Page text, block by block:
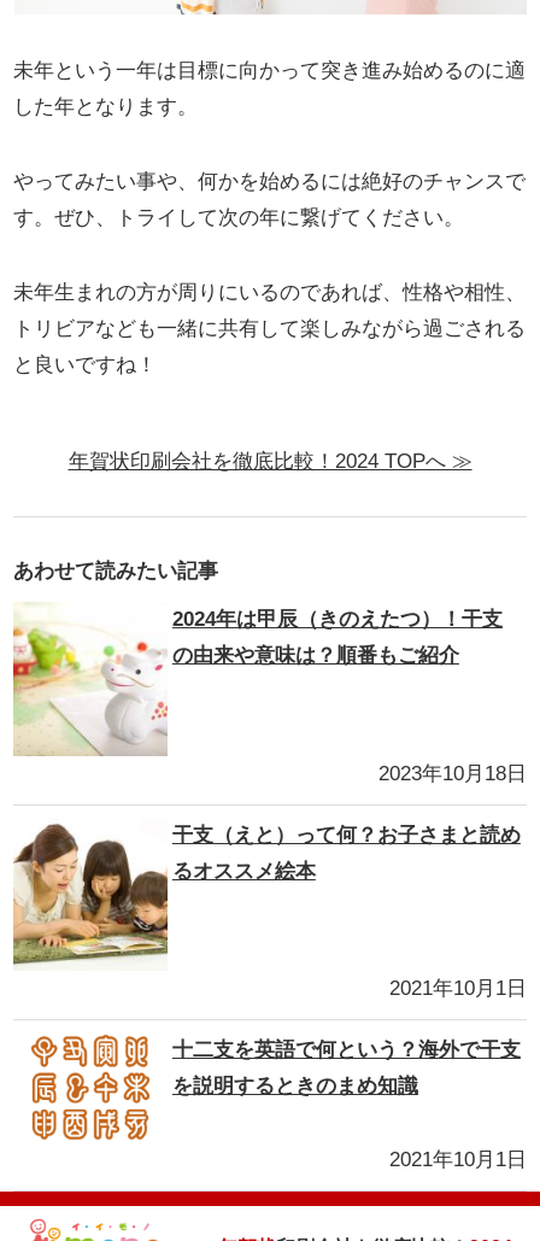
未年という一年は目標に向かって突き進み始めるのに適
した年となります。
やってみたい事や、何かを始めるには絶好のチャンスで
す。ぜひ、トライして次の年に繋げてください。
未年生まれの方が周りにいるのであれば、性格や相性、
トリビアなども一緒に共有して楽しみながら過ごされる
と良いですね！
年賀状印刷会社を徹底比較！2024 TOPへ ≫
あわせて読みたい記事
2024年は甲辰（きのえたつ）！干支
の由来や意味は？順番もご紹介
2023年10月18日
干支（えと）って何？お子さまと読め
るオススメ絵本
2021年10月1日
十二支を英語で何という？海外で干支
を説明するときのまめ知識
2021年10月1日